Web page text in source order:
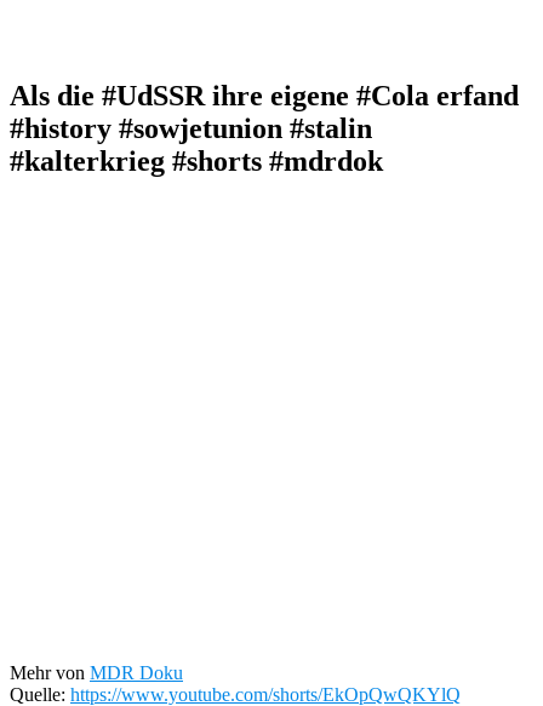
Als die #UdSSR ihre eigene #Cola erfand
#history #sowjetunion #stalin
#kalterkrieg #shorts #mdrdok
Mehr von MDR Doku
Quelle: https://www.youtube.com/shorts/EkOpQwQKYlQ